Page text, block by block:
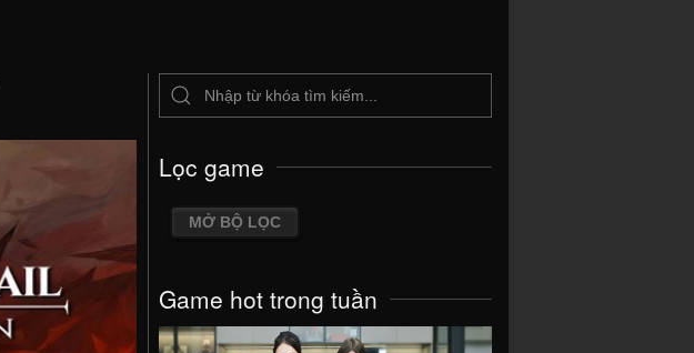
Lọc game
MỞ BỘ LỌC
Game hot trong tuần